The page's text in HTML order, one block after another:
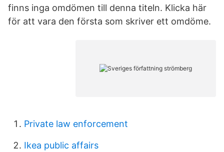
finns inga omdömen till denna titeln. Klicka här
för att vara den första som skriver ett omdöme.
Private law enforcement
Ikea public affairs